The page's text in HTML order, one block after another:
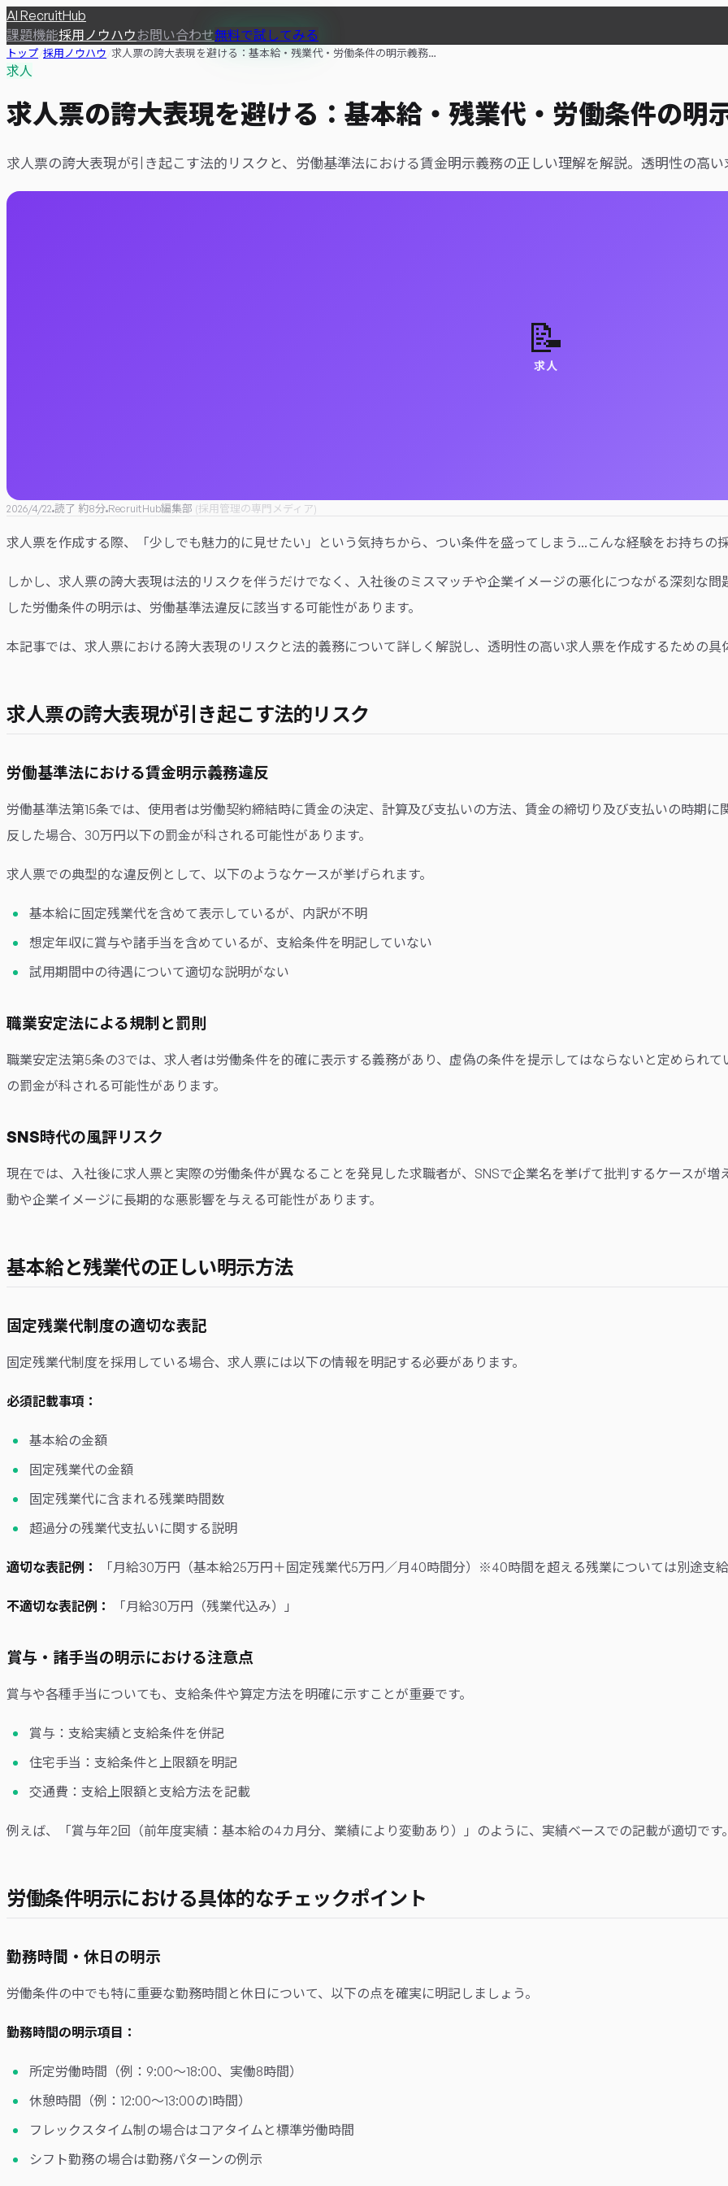
AI RecruitHub
課題機能採用ノウハウお問い合わせ無料で試してみる
トップ 採用ノウハウ 求人票の誇大表現を避ける：基本給・残業代・労働条件の明示義務…
求人
求人票の誇大表現を避ける：基本給・残業代・労働条件の明
求人票の誇大表現が引き起こす法的リスクと、労働基準法における賃金明示義務の正しい理解を解説。透明性の高
📝
求人
2026/4/22 読了 約8分 RecruitHub編集部 (採用管理の専門メディア)
求人票を作成する際、「少しでも魅力的に見せたい」という気持ちから、つい条件を盛ってしまう...こんな経験をお持ちの
しかし、求人票の誇大表現は法的リスクを伴うだけでなく、入社後のミスマッチや企業イメージの悪化につながる深刻な
した労働条件の明示は、労働基準法違反に該当する可能性があります。
本記事では、求人票における誇大表現のリスクと法的義務について詳しく解説し、透明性の高い求人票を作成するための具
求人票の誇大表現が引き起こす法的リスク
労働基準法における賃金明示義務違反
労働基準法第15条では、使用者は労働契約締結時に賃金の決定、計算及び支払いの方法、賃金の締切り及び支払いの時期
反した場合、30万円以下の罰金が科される可能性があります。
求人票での典型的な違反例として、以下のようなケースが挙げられます。
基本給に固定残業代を含めて表示しているが、内訳が不明
想定年収に賞与や諸手当を含めているが、支給条件を明記していない
試用期間中の待遇について適切な説明がない
職業安定法による規制と罰則
職業安定法第5条の3では、求人者は労働条件を的確に表示する義務があり、虚偽の条件を提示してはならないと定められ
の罰金が科される可能性があります。
SNS時代の風評リスク
現在では、入社後に求人票と実際の労働条件が異なることを発見した求職者が、SNSで企業名を挙げて批判するケースが
動や企業イメージに長期的な悪影響を与える可能性があります。
基本給と残業代の正しい明示方法
固定残業代制度の適切な表記
固定残業代制度を採用している場合、求人票には以下の情報を明記する必要があります。
必須記載事項：
基本給の金額
固定残業代の金額
固定残業代に含まれる残業時間数
超過分の残業代支払いに関する説明
適切な表記例： 「月給30万円（基本給25万円＋固定残業代5万円／月40時間分）※40時間を超える残業については別途支
不適切な表記例： 「月給30万円（残業代込み）」
賞与・諸手当の明示における注意点
賞与や各種手当についても、支給条件や算定方法を明確に示すことが重要です。
賞与：支給実績と支給条件を併記
住宅手当：支給条件と上限額を明記
交通費：支給上限額と支給方法を記載
例えば、「賞与年2回（前年度実績：基本給の4カ月分、業績により変動あり）」のように、実績ベースでの記載が適切です
労働条件明示における具体的なチェックポイント
勤務時間・休日の明示
労働条件の中でも特に重要な勤務時間と休日について、以下の点を確実に明記しましょう。
勤務時間の明示項目：
所定労働時間（例：9:00〜18:00、実働8時間）
休憩時間（例：12:00〜13:00の1時間）
フレックスタイム制の場合はコアタイムと標準労働時間
シフト勤務の場合は勤務パターンの例示